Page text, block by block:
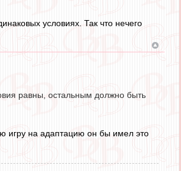
условиях. Так что нечего
равны, остальным должно быть
игру на адаптацию он бы имел это